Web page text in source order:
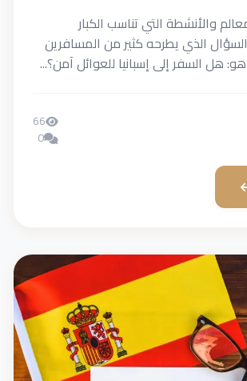
والأنشطة التي تناسب الكبار
الذي يطرحه كثير من المسافرين
هل السفر إلى إسبانيا للعوائل آمن؟...
66
0